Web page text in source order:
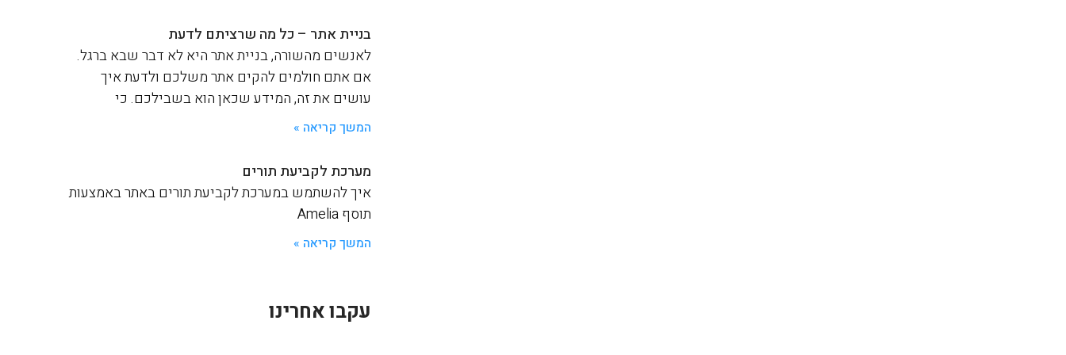
בניית אתר – כל מה שרציתם לדעת
לאנשים מהשורה, בניית אתר היא לא דבר שבא ברגל.
אם אתם חולמים להקים אתר משלכם ולדעת איך
עושים את זה, המידע שכאן הוא בשבילכם. כי
המשך קריאה »
מערכת לקביעת תורים
איך להשתמש במערכת לקביעת תורים באתר באמצעות
תוסף Amelia
המשך קריאה »
עקבו אחרינו